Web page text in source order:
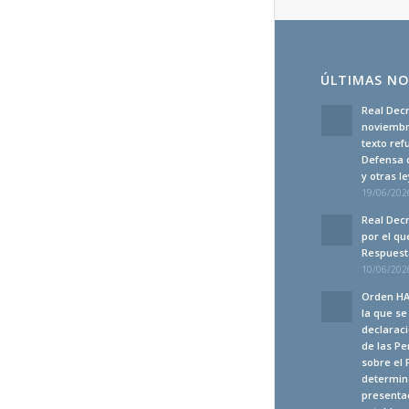
ÚLTIMAS
Real
texto
Defensa
y otras
19/06/
Real
por el
10/06/
Orden
la que
de las
sobre el